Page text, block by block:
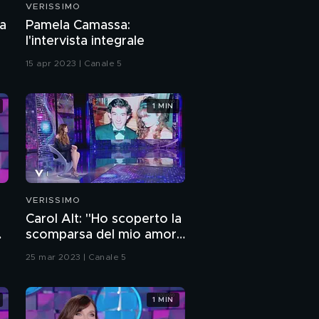
I Pooh: "Le nostre vite
prima del successo"
La straordinaria
carriera dei Pooh
Roby Facchinetti e il
segreto dei Pooh
momenti difficili dei
Pooh
VERISSIMO
Pamela Camassa:
l'intervista integrale
15 apr 2023 | Canale 5
VERISSIMO
Carol Alt: "Ho scoperto la
scomparsa del mio amore
Senna in tv"
25 mar 2023 | Canale 5
1 MIN
1 MIN